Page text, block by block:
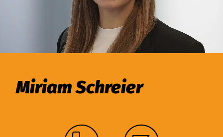
Miriam Schreier